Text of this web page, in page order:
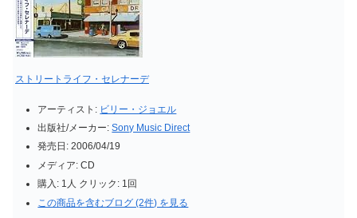
ストリートライフ・セレナーデ
アーティスト: ビリー・ジョエル
出版社/メーカー: Sony Music Direct
発売日: 2006/04/19
メディア: CD
購入 : 1人 クリック : 1回
この商品を含むブログ (2件) を見る